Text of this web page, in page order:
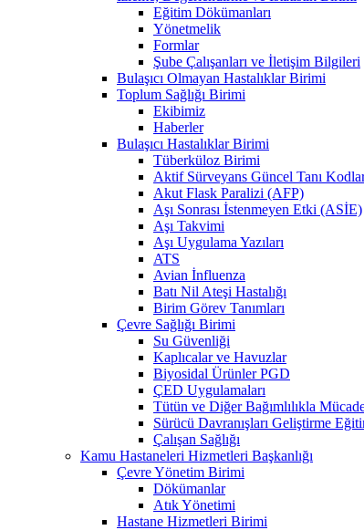
Eğitim Dökümanları
Yönetmelik
Formlar
Şube Çalışanları ve İletişim Bilgileri
Bulaşıcı Olmayan Hastalıklar Birimi
Toplum Sağlığı Birimi
Ekibimiz
Haberler
Bulaşıcı Hastalıklar Birimi
Tüberküloz Birimi
Aktif Sürveyans Güncel Tanı
Akut Flask Paralizi (AFP)
Aşı Sonrası İstenmeyen Etki (ASİE)
Aşı Takvimi
Aşı Uygulama Yazıları
ATS
Avian İnfluenza
Batı Nil Ateşi Hastalığı
Birim Görev Tanımları
Çevre Sağlığı Birimi
Su Güvenliği
Kaplıcalar ve Havuzlar
Biyosidal Ürünler PGD
ÇED Uygulamaları
Tütün ve Diğer Bağımlılıkla
Sürücü Davranışları Geliştirme
Çalışan Sağlığı
Kamu Hastaneleri Hizmetleri Başkanlığı
Çevre Yönetim Birimi
Dökümanlar
Atık Yönetimi
Hastane Hizmetleri Birimi